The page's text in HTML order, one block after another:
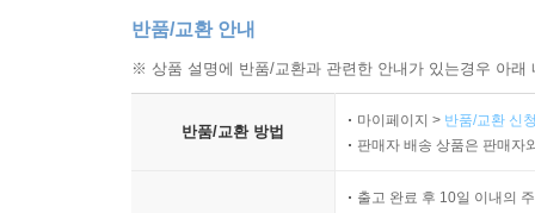
반품/교환 안내
※ 상품 설명에 반품/교환과 관련한 안내가 있는경우 아
반품/교환 방법
마이페이지 > 반품/교환 신
판매자 배송 상품은 판매자
출고 완료 후 10일 이내의